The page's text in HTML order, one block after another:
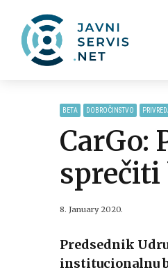
BETA DOBROČINSTVO
CarGo:
8. January 2020.
Predsednik
institucionalnu